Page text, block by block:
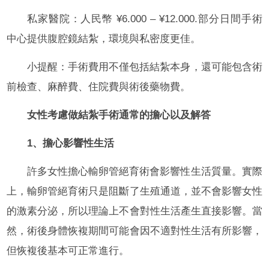
私家醫院：人民幣 ¥6.000 – ¥12.000.部分日間手術
中心提供腹腔鏡結紮，環境與私密度更佳。
小提醒：手術費用不僅包括結紮本身，還可能包含術
前檢查、麻醉費、住院費與術後藥物費。
女性考慮做結紮手術通常的擔心以及解答
1、擔心影響性生活
許多女性擔心輸卵管絕育術會影響性生活質量。實際
上，輸卵管絕育術只是阻斷了生殖通道，並不會影響女性
的激素分泌，所以理論上不會對性生活產生直接影響。當
然，術後身體恢複期間可能會因不適對性生活有所影響，
但恢複後基本可正常進行。